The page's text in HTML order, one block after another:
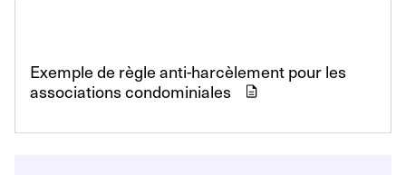
Exemple de règle anti-harcèlement pour les
associationscondominiales